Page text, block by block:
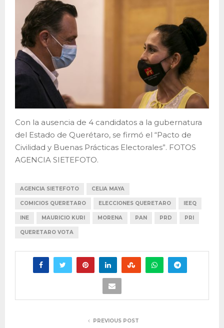
Con la ausencia de 4 candidatos a la gubernatura
del Estado de Querétaro, se firmó el “Pacto de
Civilidad y Buenas Prácticas Electorales”. FOTOS
AGENCIA SIETEFOTO.
AGENCIA SIETEFOTO CELIA MAYA
COMICIOS QUERETARO ELECCIONES QUERETARO IEEQ
INE MAURICIO KURI MORENA PAN PRD PRI
QUERETARO VOTA
PREVIOUS POST